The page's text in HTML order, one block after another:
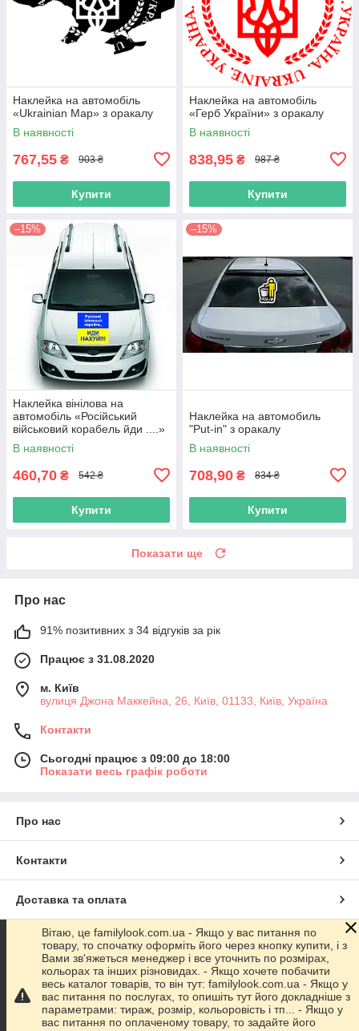
Наклейка на автомобіль
«Ukrainian Map» з оракалу
В наявності
767,55 ₴ 903 ₴
Купити
Наклейка на автомобіль
«Герб України» з оракалу
В наявності
838,95 ₴ 987 ₴
Купити
–15%
Наклейка вінілова на
автомобіль «Російський
військовий корабель йди ....»
з оракалу
В наявності
460,70 ₴ 542 ₴
Купити
–15%
Наклейка на автомобиль
"Put-in" з оракалу
В наявності
708,90 ₴ 834 ₴
Купити
Показати ще
Про нас
91% позитивних з 34 відгуків за рік
Працює з 31.08.2020
м. Київ
вулиця Джона Маккейна, 26, Київ, 01133, Київ, Україна
Контакти
Сьогодні працює з 09:00 до 18:00
Показати весь графік роботи
Про нас
Контакти
Доставка та оплата
Графік роботи
Повна версія сайту
Сайт створено на маркетплейсі Prom.ua
Вітаю, це familylook.com.ua - Якщо у вас питання по
товару, то спочатку оформіть його через кнопку купити, і з
Вами зв'яжеться менеджер і все уточнить по розмірах,
кольорах та інших різновидах. - Якщо хочете побачити
весь каталог товарів, то він тут: familylook.com.ua - Якщо у
вас питання по послугах, то опишіть тут його докладніше з
параметрами: тираж, розмір, кольоровість і тп... - Якщо у
вас питання по оплаченому товару, то задайте його